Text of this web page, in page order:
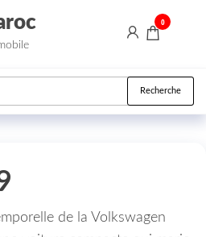
0
Recherche
de la Volkswagen